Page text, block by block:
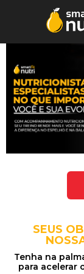
SEUS
Tenha na
para acelerar